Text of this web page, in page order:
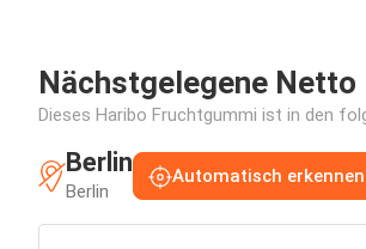
Nächstgelegene
Dieses Haribo Fruchtgummi ist in den
Berlin
Berlin
Automatisch erkennen